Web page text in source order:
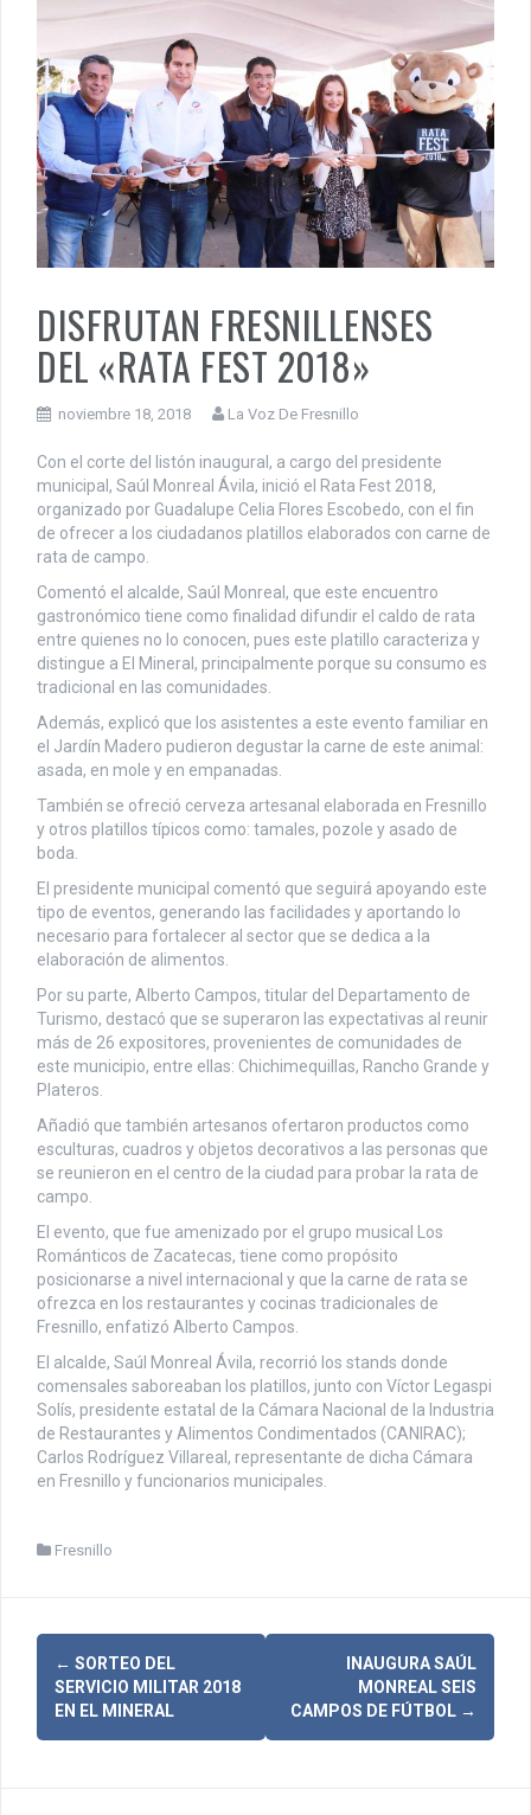
DISFRUTAN FRESNILLENSES
DEL «RATA FEST 2018»
noviembre 18, 2018 La Voz De Fresnillo
Con el corte del listón inaugural, a cargo del presidente
municipal, Saúl Monreal Ávila, inició el Rata Fest 2018,
organizado por Guadalupe Celia Flores Escobedo, con el fin
de ofrecer a los ciudadanos platillos elaborados con carne de
rata de campo.
Comentó el alcalde, Saúl Monreal, que este encuentro
gastronómico tiene como finalidad difundir el caldo de rata
entre quienes no lo conocen, pues este platillo caracteriza y
distingue a El Mineral, principalmente porque su consumo es
tradicional en las comunidades.
Además, explicó que los asistentes a este evento familiar en
el Jardín Madero pudieron degustar la carne de este animal:
asada, en mole y en empanadas.
También se ofreció cerveza artesanal elaborada en Fresnillo
y otros platillos típicos como: tamales, pozole y asado de
boda.
El presidente municipal comentó que seguirá apoyando este
tipo de eventos, generando las facilidades y aportando lo
necesario para fortalecer al sector que se dedica a la
elaboración de alimentos.
Por su parte, Alberto Campos, titular del Departamento de
Turismo, destacó que se superaron las expectativas al reunir
más de 26 expositores, provenientes de comunidades de
este municipio, entre ellas: Chichimequillas, Rancho Grande y
Plateros.
Añadió que también artesanos ofertaron productos como
esculturas, cuadros y objetos decorativos a las personas que
se reunieron en el centro de la ciudad para probar la rata de
campo.
El evento, que fue amenizado por el grupo musical Los
Románticos de Zacatecas, tiene como propósito
posicionarse a nivel internacional y que la carne de rata se
ofrezca en los restaurantes y cocinas tradicionales de
Fresnillo, enfatizó Alberto Campos.
El alcalde, Saúl Monreal Ávila, recorrió los stands donde
comensales saboreaban los platillos, junto con Víctor Legaspi
Solís, presidente estatal de la Cámara Nacional de la Industria
de Restaurantes y Alimentos Condimentados (CANIRAC);
Carlos Rodríguez Villareal, representante de dicha Cámara
en Fresnillo y funcionarios municipales.
Fresnillo
N← SORTEO DEL
SERVICIO MILITAR 2018
EN EL MINERAL
INAUGURA SAÚL
MONREAL SEIS
CAMPOS DE FÚTBOL →